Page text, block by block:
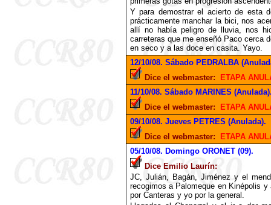
Y para demostrar el acierto de esta
prácticamente manchar la bici, nos
allí no había peligro de lluvia, nos
carreteras que me enseñó Paco cerca
en seco y a las doce en casita. Yayo.
12/10/08. Sábado PEDRALBA
Dice el webmaster:
ETAPA
11/10/08. Sábado MARINES
Dice el webmaster:
ETAPA
09/10/08. Jueves PETRES (Anulada).
Dice el webmaster:
ETAPA
05/10/08. Domingo ORONET (09).
Dice Emilio Laurín:
JC, Julián, Bagán, Jiménez y el
recogimos a Palomeque en Kinépolis
por Canteras y yo por la general.